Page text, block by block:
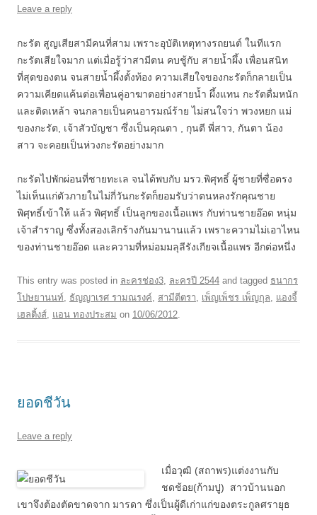
Leave a reply
กะรัต สูญเสียสามีคนที่สาม เพราะอุบัติเหตุทางรถยนต์ ในทีแรก
กะรัตเสียใจมาก แต่เมื่อรู้ว่าสามีตน คบชู้กับ สายน้ำผึ้ง เพื่อนสนิท
ที่สุดของตน จนสายน้ำผึ้งตั้งท้อง ความเสียใจของกะรัตก็กลายเป็น
ความเคียดแค้นต่อเพื่อนคู่อาฆาตอย่างสายน้ำ ผึ้งแทน กะรัตดื่มหนัก
และติดเหล้า จนกลายเป็นคนอารมณ์ร้าย ไม่สนใจว่า พวงหยก แม่
ของกะรัต, เจ้าสัวบัญชา ซึ่งเป็นคุณตา , กุนตี พี่สาว, กันตา น้อง
สาว จะคอยเป็นห่วงกะรัตอย่างมาก
กะรัตไปพักผ่อนที่ชายทะเล จนได้พบกับ มรว.พิศุทธิ์ ผู้ชายที่ซื่อตรง
ไม่เห็นแก่ตัวภายในไม่กี่วันกะรัตก็ยอมรับว่าตนหลงรักคุณชาย
พิศุทธิ์เข้าให้ แล้ว พิศุทธิ์ เป็นลูกของเนื้อแพร กับท่านชายอ๊อด หนุ่ม
เจ้าสำราญ ซึ่งทั้งสองเลิกร้างกันมานานแล้ว เพราะความไม่เอาไหน
ของท่านชายอ๊อด และความที่หม่อมมลุลีรังเกียจเนื้อแพร อีกต่อหนึ่ง
This entry was posted in ละครช่อง3, ละครปี 2544 and tagged ธนากร
โปษยานนท์, ธัญญาเรศ รามณรงค์, สามีตีตรา, เพ็ญเพ็ชร เพ็ญกุล, แองจี้
เฮลติ้งส์, แอน ทองประสม on 10/06/2012.
ยอดชีวัน
Leave a reply
เมื่อวุฒิ (สถาพร)แต่งงานกับ
ชดช้อย(ก้ามปู) สาวบ้านนอก
เขาจึงต้องตัดขาดจาก มารดา ซึ่งเป็นผู้ดีเก่าแก่ของตระกูลศรายุธ